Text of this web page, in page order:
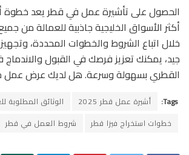
الحصول على تأشيرة عمل في قطر يعد خطوة
أكثر الأسواق الخليجية جاذبية للعمالة من
خلال اتباع الشروط والخطوات المحددة،
جيد، يمكنك تعزيز فرصك في القبول
القطري بسهولة وسرعة. هل لديك عرض عمل
Tags: أشيرة عمل قطر 2025
الوثائق
خطوات استخراج فيزا قطر
شروط العمل في قطر